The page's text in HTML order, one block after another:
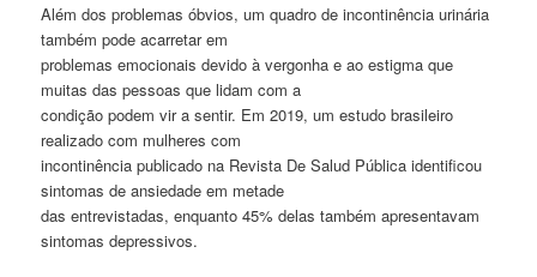
Além dos problemas óbvios, um quadro de incontinência urinária
também pode acarretar em
problemas emocionais devido à vergonha e ao estigma que
muitas das pessoas que lidam com a
condição podem vir a sentir. Em 2019, um estudo brasileiro
realizado com mulheres com
incontinência publicado na Revista De Salud Pública identificou
sintomas de ansiedade em metade
das entrevistadas, enquanto 45% delas também apresentavam
sintomas depressivos.